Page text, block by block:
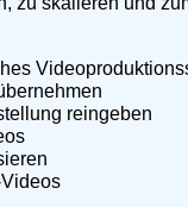
reingeben